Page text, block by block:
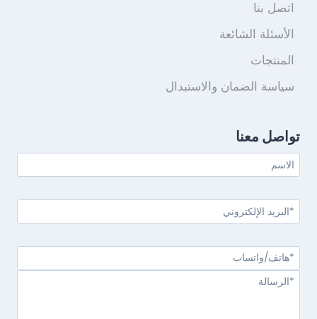
اتصل بنا
الأسئلة الشائعة
المنتجات
سياسة الضمان والاستبدال
تواصل معنا